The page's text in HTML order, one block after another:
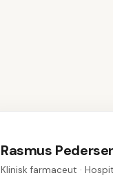
Rasmus
Klinisk farmaceut ·